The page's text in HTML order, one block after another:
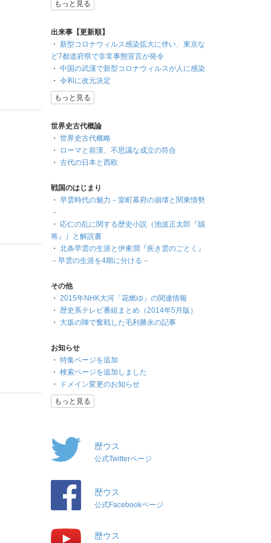
もっと見る
出来事【更新順】
・
新型コロナウィルス感染拡大に伴い、東京な
ど7都道府県で非常事態宣言が発令
・ 中国の武漢で新型コロナウィルスが人に感染
・ 令和に改元決定
もっと見る
世界史古代概論
・ 世界史古代概略
・
ローマと前漢、不思議な成立の符合
・ 古代の日本と西欧
戦国のはじまり
・ 早雲時代の魅力－室町幕府の崩壊と関東情勢
－
・
応仁の乱に関する歴史小説（池波正太郎『賊
将』）と解説書
・ 北条早雲の生涯と伊東潤『疾き雲のごとく』
－早雲の生涯を4期に分ける－
その他
・ 2015年NHK大河「花燃ゆ」の関連情報
・ 歴史系テレビ番組まとめ（2014年5月版）
・
大坂の陣で奮戦した毛利勝永の記事
お知らせ
・ 特集ページを追加
・ 検索ページを追加しました
・
ドメイン変更のお知らせ
もっと見る
歴ウス
公式Twitterページ
歴ウス
公式Facebookページ
歴ウス